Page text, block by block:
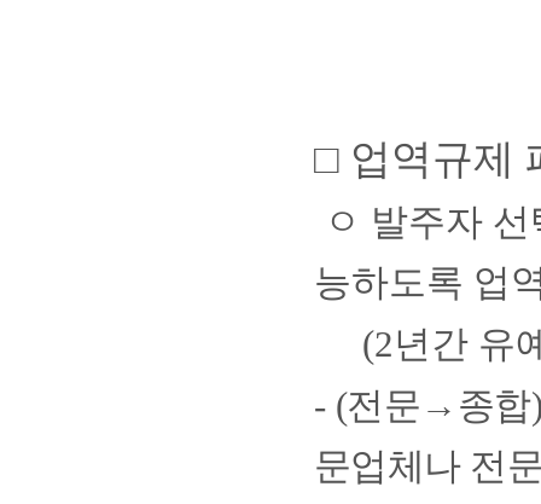
□ 업역규제
ㅇ 발주자
능하도록 업
(2년간 유
- (전문 → 종합
문업체나 전